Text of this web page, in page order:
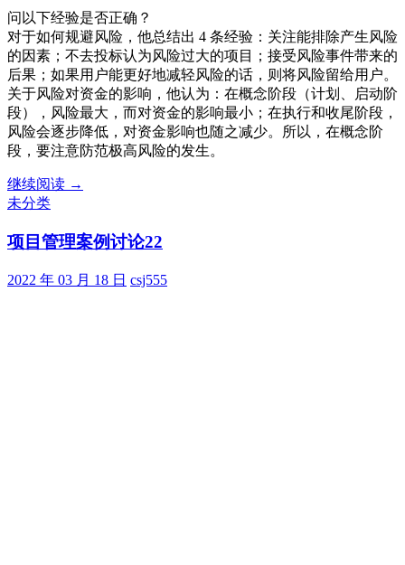
问以下经验是否正确？
对于如何规避风险，他总结出 4 条经验：关注能排除产生风险
的因素；不去投标认为风险过大的项目；接受风险事件带来的
后果；如果用户能更好地减轻风险的话，则将风险留给用户。
关于风险对资金的影响，他认为：在概念阶段（计划、启动阶
段），风险最大，而对资金的影响最小；在执行和收尾阶段，
风险会逐步降低，对资金影响也随之减少。所以，在概念阶
段，要注意防范极高风险的发生。
继续阅读项
理
例
→
未分类
项目管理案例讨论22
2022 年 03 月 18 日 csj555